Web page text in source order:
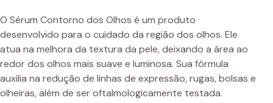
O Sérum Contorno dos Olhos é um produto
desenvolvido para o cuidado da região dos olhos. Ele
atua na melhora da textura da pele, deixando a área ao
redor dos olhos mais suave e luminosa. Sua fórmula
auxilia na redução de linhas de expressão, rugas, bolsas e
olheiras, além de ser oftalmologicamente testada.